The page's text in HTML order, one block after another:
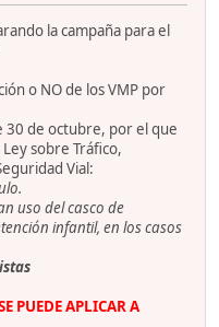
la campaña para el
o NO de los VMP por
30 de octubre, por el que
sobre Tráfico,
Vial:
uso del casco de
infantil, en los casos
APLICAR A